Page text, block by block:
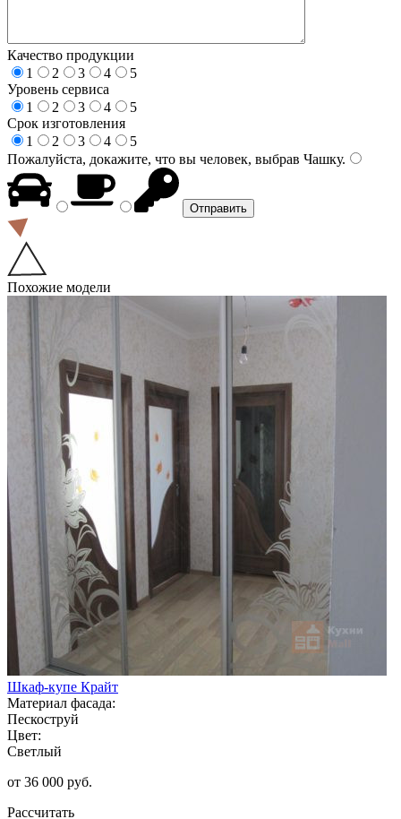
Качество продукции
1
2 3 4
5
Уровень сервиса
1
2 3 4
5
Срок изготовления
1
2 3 4
5
Пожалуйста, докажите, что вы человек, выбрав Чашку.
Похожие модели
Шкаф-купе Крайт
Материал фасада:
Пескоструй
Цвет:
Светлый
от 36 000 руб.
Рассчитать